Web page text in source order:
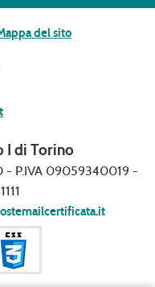
del sito
I di Torino
- P.IVA 09059340019 -